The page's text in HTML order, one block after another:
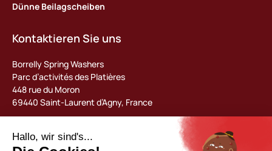
Dünne Beilagscheiben
Kontaktieren Sie uns
Borrelly Spring Washers
Parc d’activités des Platières
448 rue du Moron
69440 Saint-Laurent d’Agny, France
contact@borrelly.com